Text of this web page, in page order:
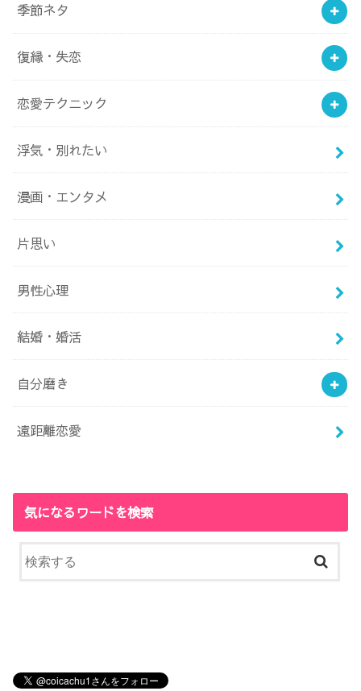
季節ネタ
復縁・失恋
恋愛テクニック
浮気・別れたい
漫画・エンタメ
片思い
男性心理
結婚・婚活
自分磨き
遠距離恋愛
気になるワードを検索